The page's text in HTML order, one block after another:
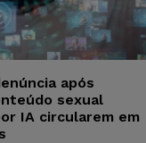
após
sexual
IA circularem em